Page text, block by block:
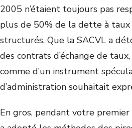
2005 n’étaient toujours pas
plus de 50% de la dette à taux
structurés. Que la SACVL a
des contrats d’échange de taux,
comme d’un instrument
d’administration souhaitait
En gros, pendant votre